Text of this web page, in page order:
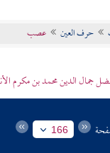
حرف العين عصب
جمال الدين محمد بن مكرم
166